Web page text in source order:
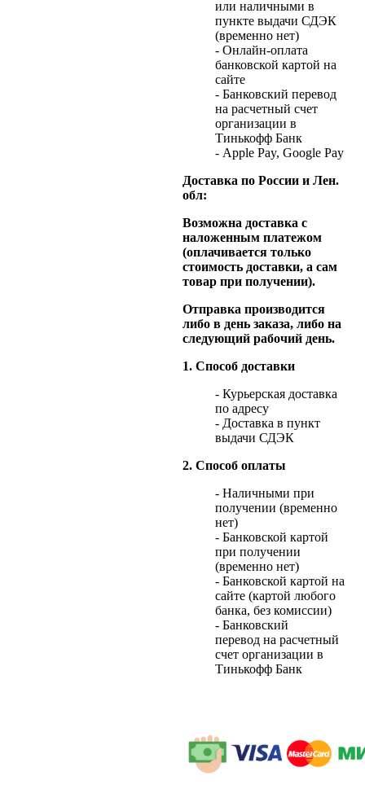
или наличными в
пункте выдачи СДЭК
(временно нет)
- Онлайн-оплата
банковской картой на
сайте
- Банковский перевод
на расчетный счет
организации в
Тинькофф Банк
- Apple Pay, Google Pay
Доставка по России и Лен.
обл:
Возможна доставка с
наложенным платежом
(оплачивается только
стоимость доставки, а сам
товар при получении).
Отправка производится
либо в день заказа, либо на
следующий рабочий день.
1. Способ доставки
- Курьерская доставка
по адресу
- Доставка в пункт
выдачи СДЭК
2. Способ оплаты
- Наличными при
получении (временно
нет)
- Банковской картой
при получении
(временно нет)
- Банковской картой на
сайте (картой любого
банка, без комиссии)
- Банковский
перевод на расчетный
счет организации в
Тинькофф Банк